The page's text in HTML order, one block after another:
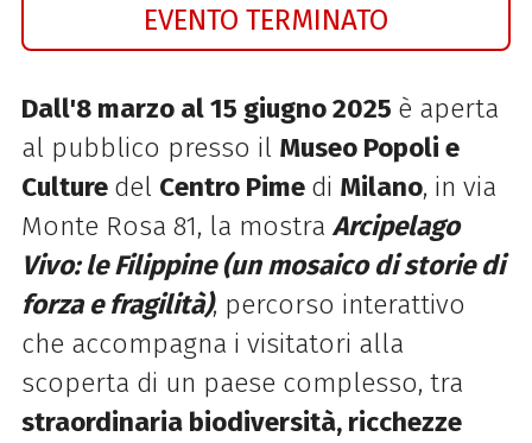
EVENTO TERMINATO
Dall'8 marzo al 15 giugno 2025 è aperta
al pubblico presso il Museo Popoli e
Culture del Centro Pime di Milano, in via
Monte Rosa 81, la mostra Arcipelago
Vivo: le Filippine (un mosaico di storie di
forza e fragilità), percorso interattivo
che accompagna i visitatori alla
scoperta di un paese complesso, tra
straordinaria biodiversità, ricchezze